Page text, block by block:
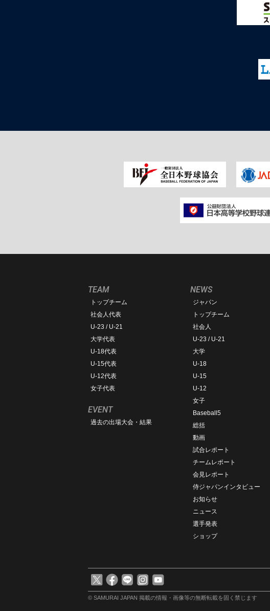
TEAM
トップチーム
社会人代表
U-23 / U-21
大学代表
U-18代表
U-15代表
U-12代表
女子代表
EVENT
過去の出場大会・結果
NEWS
ジャパン
トップチーム
社会人
U-23 / U-21
大学
U-18
U-15
U-12
女子
Baseball5
総括
動画
試合レポート
チームレポート
会見レポート
侍ジャパンインタビュー
お知らせ
ニュース
選手発表
ショップ
© SAMURAI JAPAN 掲載の情報・画像等の無断転載を固く禁じます